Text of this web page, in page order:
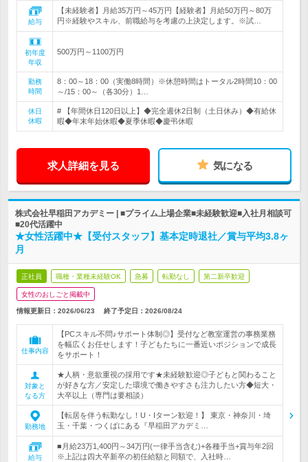
給与
【未経験者】月給35万円～45万円【経験者】月給50万円～80万
円※経験やスキル、前職給与を考慮の上決定します。※試…
初年度
年収
500万円～1100万円
勤務
時間
8：00～18：00（実働8時間）※休憩時間はトータル2時間10：00
～/15：00～（各30分）1…
休日
休暇
# 【年間休日120日以上】◆完全週休2日制（土日休み）◆有給休
暇◆年末年始休暇◆夏季休暇◆慶弔休暇
求人詳細を見る 気になる
株式会社早稲田アカデミー | ■プライム上場企業■未経験歓迎■入社月相談可
■20代活躍中
★女性活躍中★【受付スタッフ】基本定時退社／賞与平均3.8ヶ
月
正社員 職種・業種未経験OK 急募 転勤なし 第二新卒歓迎
女性のおしごと掲載中
情報更新日：2026/06/23 終了予定日： 2026/08/24
仕事内容
【PCスキル不問♪サポート体制◎】受付など教室運営の事務業務
を幅広くお任せします！子どもたちに一番近いポジションで成長
をサポート！
対象と
なる方
★人柄・意欲重視の採用です★未経験歓迎◎子どもと関わること
が好きな方／安定した環境で働きやすさも注力したい方◆短大・
大卒以上（専門は要相談）
勤務地
【転居を伴う転勤なし！U・Iターン歓迎！】 東京・神奈川・埼
玉・千葉・つくばにある『早稲田アカデミ…
給与
■月給23万1,400円～34万円(一律手当含む)+各種手当+賞与年2回
※上記は四大卒新卒の初任給額と同額で、入社時…